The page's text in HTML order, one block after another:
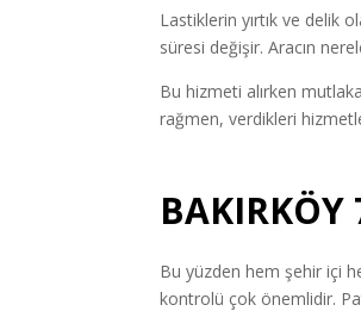
Lastiklerin yırtık ve delik
süresi değişir. Aracın
Bu hizmeti alırken
rağmen, verdikleri
BAKIRKÖY
Bu yüzden hem şehir içi
kontrolü çok önemlidir.